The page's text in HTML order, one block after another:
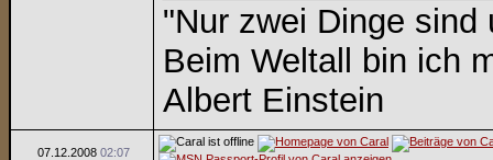
"Nur zwei Dinge
Beim Weltall bin ich
Albert Einstein
07.12.2008 02:07